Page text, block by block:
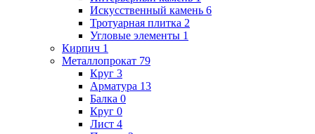
Искусственный камень 6
Тротуарная плитка 2
Угловые элементы 1
Кирпич 1
Металлопрокат 79
Круг 3
Арматура 13
Балка 0
Круг 0
Лист 4